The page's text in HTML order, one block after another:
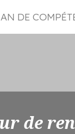
DE
de